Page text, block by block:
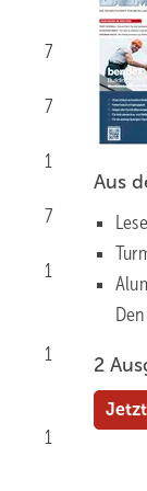
7
7
1
7
1
1
1
Aus
Tur
2